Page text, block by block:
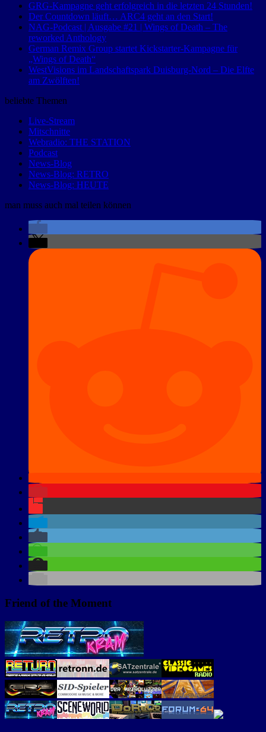
GRG-Kampagne geht erfolgreich in die letzten 24 Stunden!
Der Countdown läuft… ARC4 geht an den Start!
NAG-Podcast | Ausgabe #21 | Wings of Death – The
reworked Anthology
German Remix Group startet Kickstarter-Kampagne für
„Wings of Death“
WestVisions im Landschaftspark Duisburg-Nord – Die Elfte
am Zwölften!
beliebte Themen
Live-Stream
Mitschnitte
Webradio: THE STATION
Podcast
News-Blog
News-Blog: RETRO
News-Blog: HEUTE
man muss auch mal teilen können
Friend of the Moment